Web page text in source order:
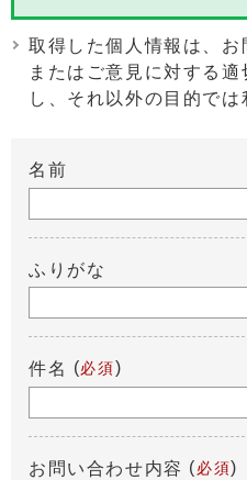
取得した個人情報は、お
またはご意見に対する
し、それ以外の目的では
名前
ふりがな
件名 (必須 )
お問い合わせ内容 ( 必須)